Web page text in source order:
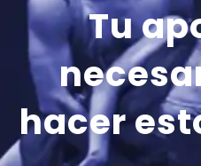
Tu
hacer